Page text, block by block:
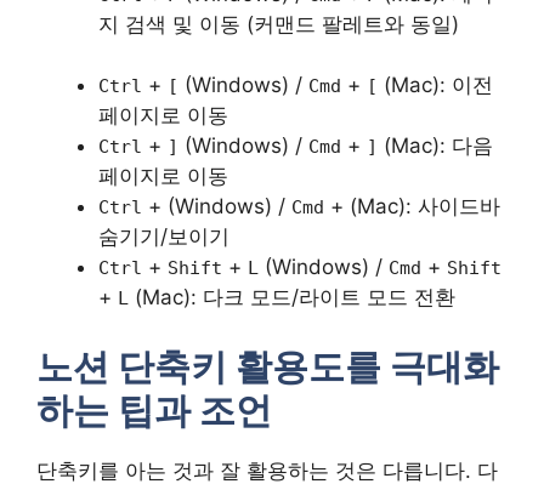
지 검색 및 이동 (커맨드 팔레트와 동일)
Ctrl + [ (Windows) / Cmd + [ (Mac): 이전
페이지로 이동
Ctrl + ] (Windows) / Cmd + ] (Mac): 다음
페이지로 이동
Ctrl + (Windows) / Cmd + (Mac): 사이드바
숨기기/보이기
Ctrl + Shift + L (Windows) / Cmd + Shift
+ L (Mac): 다크 모드/라이트 모드 전환
노션 단축키 활용도를 극대화
하는 팁과 조언
단축키를 아는 것과 잘 활용하는 것은 다릅니다. 다